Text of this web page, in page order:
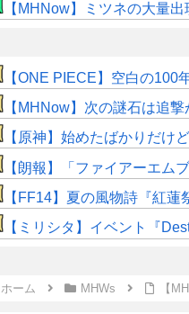
【MHNow】ミツネの大量出
【ONE PIECE】空白の100
【MHNow】次の謎石は追
【原神】始めたばかりだけ
【朗報】「ファイアーエム
【FF14】夏の風物詩『紅蓮
【ミリシタ】イベント『
ホーム MHWs 【